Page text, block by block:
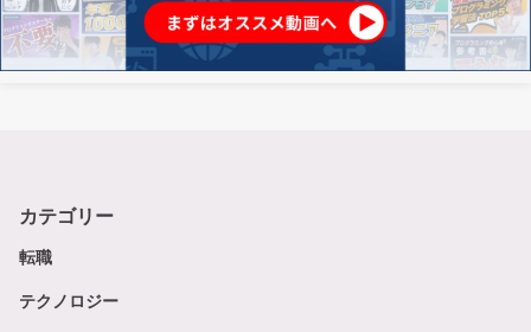
カテゴリー
転職
テクノロジー